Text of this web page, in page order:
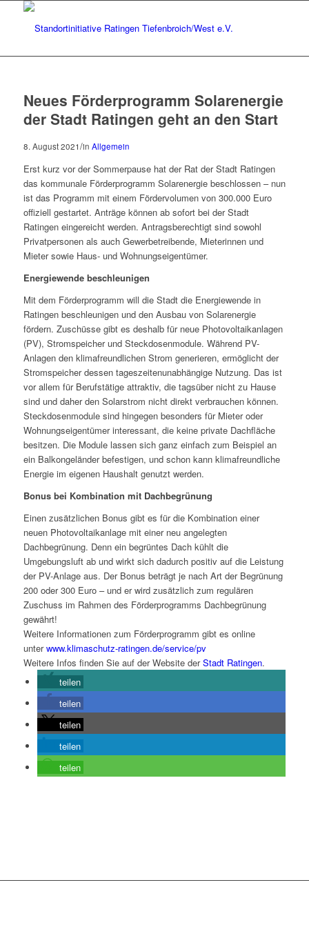
Neues Förderprogramm Solarenergie
der Stadt Ratingen geht an den Start
8. August 2021/in Allgemein
Erst kurz vor der Sommerpause hat der Rat der Stadt Ratingen
das kommunale Förderprogramm Solarenergie beschlossen – nun
ist das Programm mit einem Fördervolumen von 300.000 Euro
offiziell gestartet. Anträge können ab sofort bei der Stadt
Ratingen eingereicht werden. Antragsberechtigt sind sowohl
Privatpersonen als auch Gewerbetreibende, Mieterinnen und
Mieter sowie Haus- und Wohnungseigentümer.
Energiewende beschleunigen
Mit dem Förderprogramm will die Stadt die Energiewende in
Ratingen beschleunigen und den Ausbau von Solarenergie
fördern. Zuschüsse gibt es deshalb für neue Photovoltaikanlagen
(PV), Stromspeicher und Steckdosenmodule. Während PV-
Anlagen den klimafreundlichen Strom generieren, ermöglicht der
Stromspeicher dessen tageszeitenunabhängige Nutzung. Das ist
vor allem für Berufstätige attraktiv, die tagsüber nicht zu Hause
sind und daher den Solarstrom nicht direkt verbrauchen können.
Steckdosenmodule sind hingegen besonders für Mieter oder
Wohnungseigentümer interessant, die keine private Dachfläche
besitzen. Die Module lassen sich ganz einfach zum Beispiel an
ein Balkongeländer befestigen, und schon kann klimafreundliche
Energie im eigenen Haushalt genutzt werden.
Bonus bei Kombination mit Dachbegrünung
Einen zusätzlichen Bonus gibt es für die Kombination einer
neuen Photovoltaikanlage mit einer neu angelegten
Dachbegrünung. Denn ein begrüntes Dach kühlt die
Umgebungsluft ab und wirkt sich dadurch positiv auf die Leistung
der PV-Anlage aus. Der Bonus beträgt je nach Art der Begrünung
200 oder 300 Euro – und er wird zusätzlich zum regulären
Zuschuss im Rahmen des Förderprogramms Dachbegrünung
gewährt!
Weitere Informationen zum Förderprogramm gibt es online
unterwww.klimaschutz-ratingen.de/service/pv
Weitere Infos finden Sie auf der Website derStadt Ratingen.
teilen
teilen
teilen
teilen
teilen